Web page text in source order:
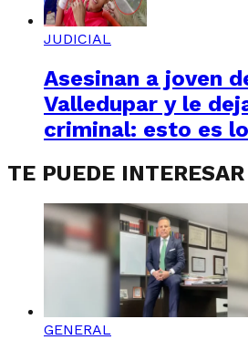
JUDICIAL
Asesinan a joven
Valledupar y le
criminal: esto es
TE PUEDE INTERESAR
GENERAL